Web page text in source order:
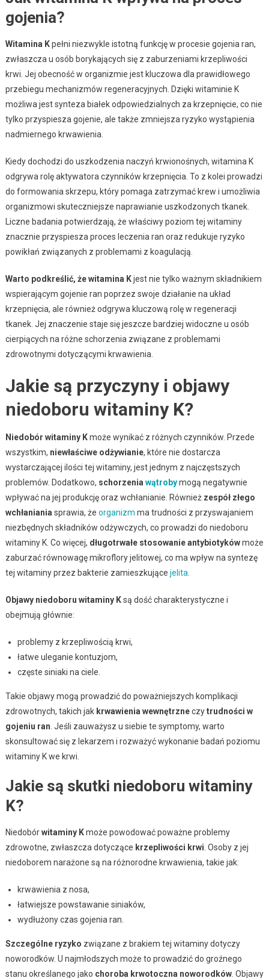
gojenia?
Witamina Kpełni niezwykle istotną funkcję w procesie gojenia ran,
zwłaszcza u osób borykających się z zaburzeniami krzepliwości
krwi. Jej obecność w organizmie jest kluczowa dla prawidłowego
przebiegu mechanizmów regeneracyjnych. Dzięki witaminie K
możliwa jest synteza białek odpowiedzialnych za krzepnięcie, co nie
tylko przyspiesza gojenie, ale także zmniejsza ryzyko wystąpienia
nadmiernego krwawienia.
Kiedy dochodzi do uszkodzenia naczyń krwionośnych, witamina K
odgrywa rolę aktywatora czynników krzepnięcia. To z kolei prowadzi
do formowania skrzepu, który pomaga zatrzymać krew i umożliwia
organizmowi skuteczniejsze naprawianie uszkodzonych tkanek.
Liczne badania potwierdzają, że właściwy poziom tej witaminy
znacznie przyspiesza proces leczenia ran oraz redukuje ryzyko
powikłań związanych z problemami z koagulacją.
Warto podkreślić, że witamina Kjest nie tylko ważnym składnikiem
wspierającym gojenie ran poprzez swoje działanie na układ
krzepnięcia, ale również odgrywa kluczową rolę w regeneracji
tkanek. Jej znaczenie staje się jeszcze bardziej widoczne u osób
cierpiących na różne schorzenia związane z problemami
zdrowotnymi dotyczącymi krwawienia.
Jakie są przyczyny i objawy
niedoboru witaminy K?
Niedobór witaminy Kmoże wynikać z różnych czynników. Przede
wszystkim, niewłaściwe odżywianie, które nie dostarcza
wystarczającej ilości tej witaminy, jest jednym z najczęstszych
problemów. Dodatkowo, schorzenia wątrobymogą negatywnie
wpływać na jej produkcję oraz wchłanianie. Również zespół złego
wchłaniania sprawia, że organizm ma trudności z przyswajaniem
niezbędnych składników odżywczych, co prowadzi do niedoboru
witaminy K. Co więcej, długotrwałe stosowanie antybiotykówmoże
zaburzać równowagę mikroflory jelitowej, co ma wpływ na syntezę
tej witaminy przez bakterie zamieszkujące jelita
Objawy niedoboru witaminy Ksą dość charakterystyczne i
obejmują głównie:
problemy z krzepliwością krwi,
łatwe uleganie kontuzjom,
częste siniaki na ciele.
Takie objawy mogą prowadzić do poważniejszych komplikacji
zdrowotnych, takich jak krwawienia wewnętrzneczytrudności w
gojeniu ran . Jeśli zauważysz u siebie te symptomy, warto
skonsultować się z lekarzem i rozważyć wykonanie badań poziomu
witaminy K we krwi.
Jakie są skutki niedoboru witaminy
K?
Niedobórwitaminy Kmoże powodować poważne problemy
zdrowotne, zwłaszcza dotyczące krzepliwości krwi . Osoby z jej
niedoborem narażone są na różnorodne krwawienia, takie jak:
krwawienia z nosa,
łatwiejsze powstawanie siniaków,
wydłużony czas gojenia ran.
Szczególne ryzyko związane z brakiem tej witaminy dotyczy
noworodków. U najmłodszych może to prowadzić do groźnego
stanu określanego jako choroba krwotoczna noworodków. Objawy